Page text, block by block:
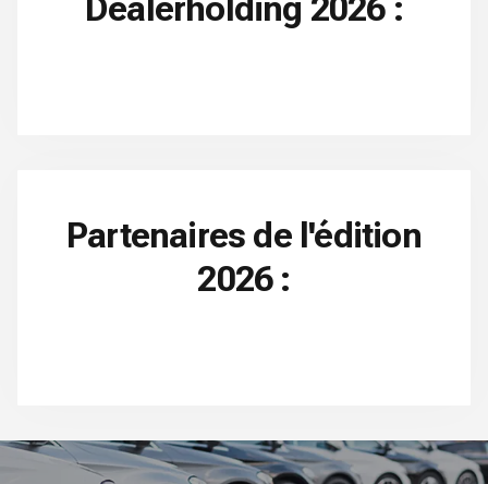
Dealerholding 2026 :
Partenaires de l'édition
2026 :